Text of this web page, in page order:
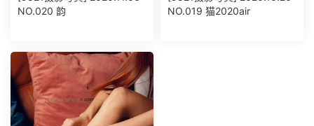
NO.020 韵
NO.019 猫2020air